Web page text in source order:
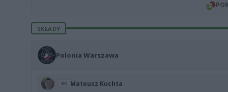
SKŁADY
Polonia Warszawa
BR Mateusz Kuchta